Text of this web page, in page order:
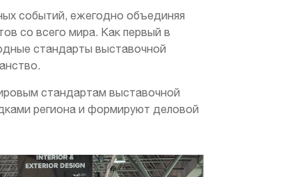
событий, ежегодно объединяя
со всего мира. Как первый в
стандарты выставочной
стандартам выставочной
региона и формируют деловой